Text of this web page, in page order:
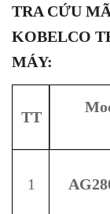
TRA CỨU
KOBELCO
MÁY:
TT
1